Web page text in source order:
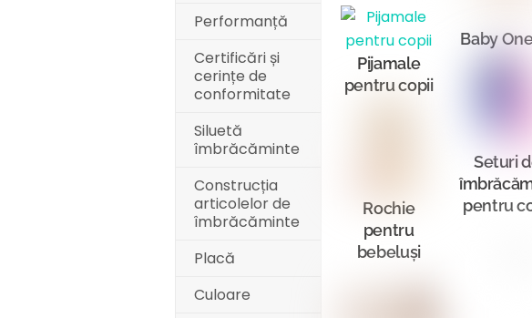
Performanță
Certificări și
cerințe de
conformitate
Siluetă
îmbrăcăminte
Construcția
articolelor de
îmbrăcăminte
Placă
Culoare
Pijamale
pentru copii
Rochie
pentru
bebeluși
Baby
Seturi
pentru